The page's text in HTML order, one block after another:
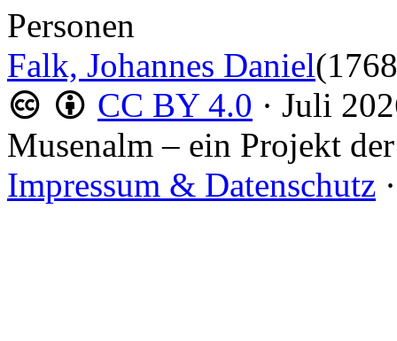
Personen
Falk, Johannes Daniel
CC BY 4.0 · Juli
Musenalm – ein Projekt der
Impressum & Datenschutz ·